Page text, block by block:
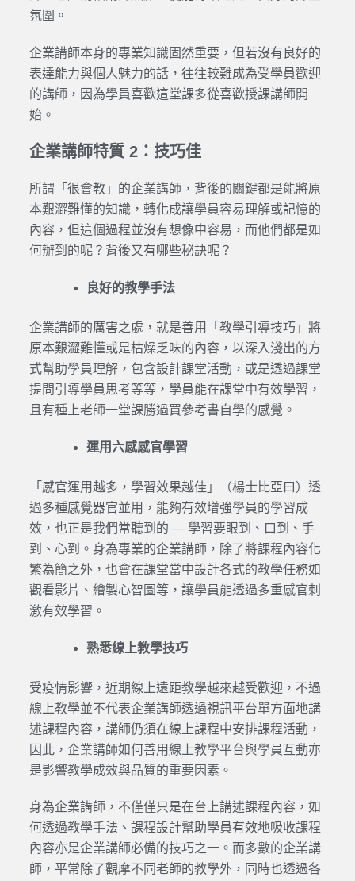
氛圍。
企業講師本身的專業知識固然重要，但若沒有良好的
表達能力與個人魅力的話，往往較難成為受學員歡迎
的講師，因為學員喜歡這堂課多從喜歡授課講師開
始。
企業講師特質 2：技巧佳
所謂「很會教」的企業講師，背後的關鍵都是能將原
本艱澀難懂的知識，轉化成讓學員容易理解或記憶的
內容，但這個過程並沒有想像中容易，而他們都是如
何辦到的呢？背後又有哪些秘訣呢？
良好的教學手法
企業講師的厲害之處，就是善用「教學引導技巧」將
原本艱澀難懂或是枯燥乏味的內容，以深入淺出的方
式幫助學員理解，包含設計課堂活動，或是透過課堂
提問引導學員思考等等，學員能在課堂中有效學習，
且有種上老師一堂課勝過買參考書自學的感覺。
運用六感感官學習
「感官運用越多，學習效果越佳」（楊士比亞曰）透
過多種感覺器官並用，能夠有效增強學員的學習成
效，也正是我們常聽到的 — 學習要眼到、口到、手
到、心到。身為專業的企業講師，除了將課程內容化
繁為簡之外，也會在課堂當中設計各式的教學任務如
觀看影片、繪製心智圖等，讓學員能透過多重感官刺
激有效學習。
熟悉線上教學技巧
受疫情影響，近期線上遠距教學越來越受歡迎，不過
線上教學並不代表企業講師透過視訊平台單方面地講
述課程內容，講師仍須在線上課程中安排課程活動，
因此，企業講師如何善用線上教學平台與學員互動亦
是影響教學成效與品質的重要因素。
身為企業講師，不僅僅只是在台上講述課程內容，如
何透過教學手法、課程設計幫助學員有效地吸收課程
內容亦是企業講師必備的技巧之一。而多數的企業講
師，平常除了觀摩不同老師的教學外，同時也透過各